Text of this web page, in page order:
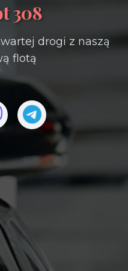
308
drogi z naszą
flotą